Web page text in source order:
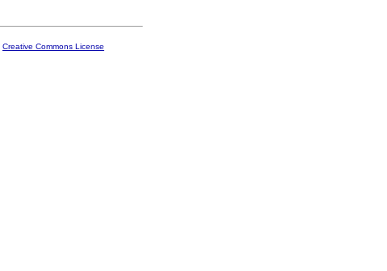
Creative Commons License